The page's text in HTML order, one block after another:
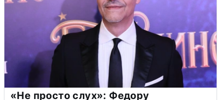
«Не просто слух»: Федору